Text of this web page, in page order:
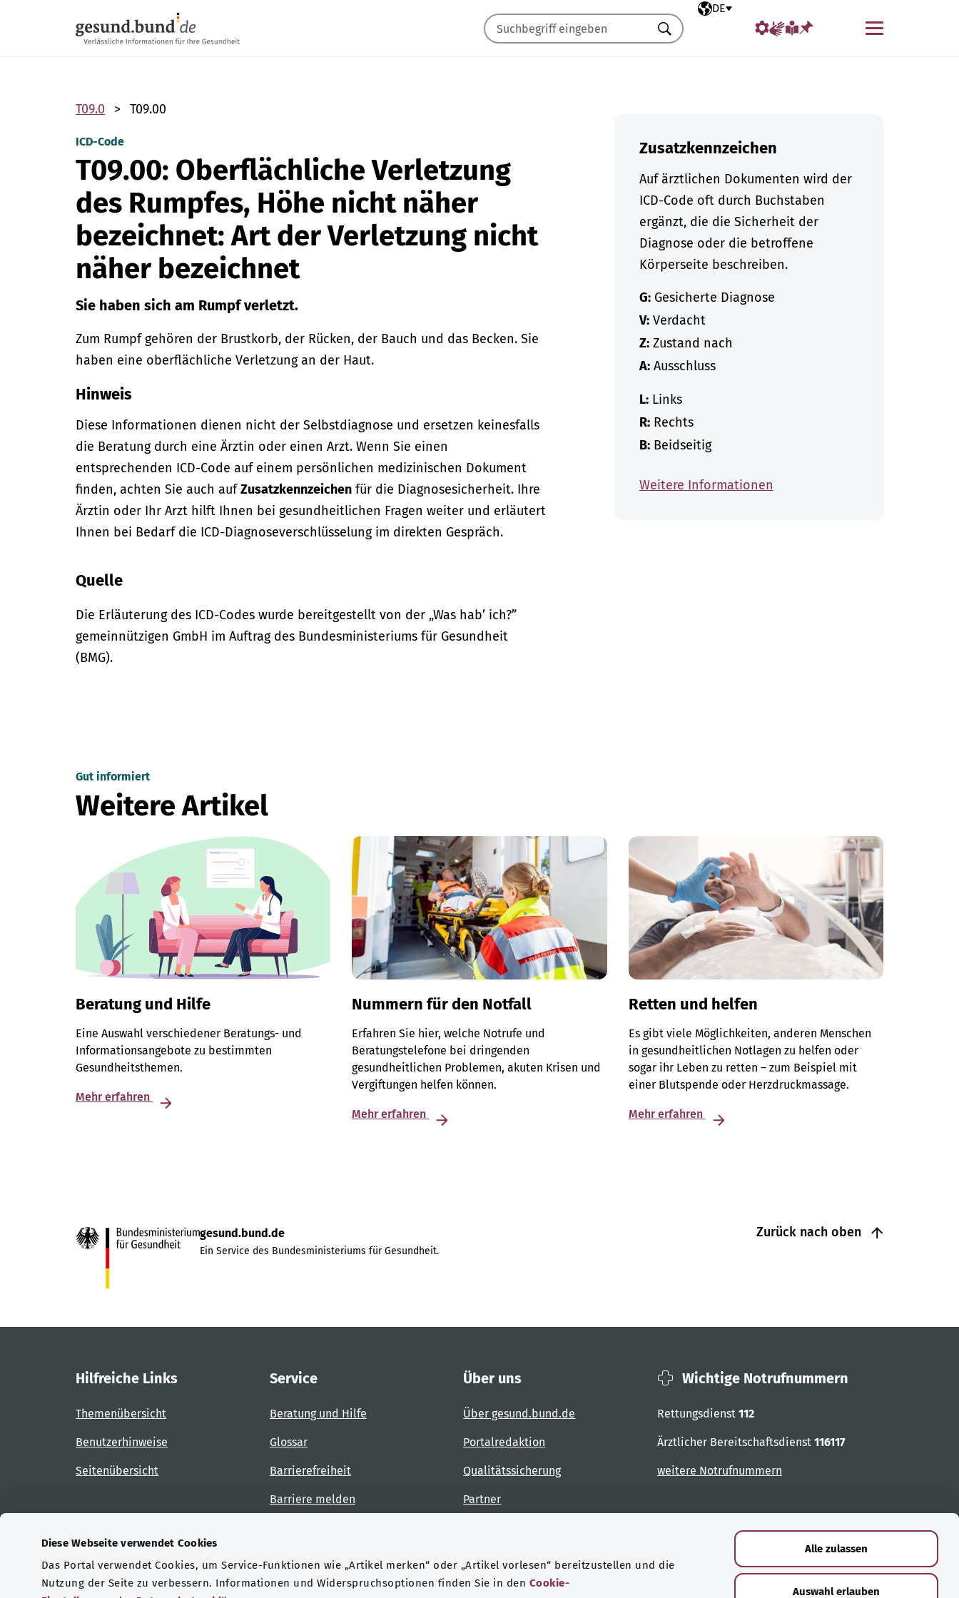
Diese Webseite verwendet Cookies
Das Portal verwendet Cookies, um Service-Funktionen wie „Artikel merken“ oder „Artikel vorlesen“ bereitzustellen und die
Nutzung der Seite zu verbessern. Informationen und Widerspruchsoptionen finden Sie in den Cookie-
Alle zulassen
Auswahl erlauben
Ausgewählte Sprache
DE
Menü
Suchen
T09.0 T09.00
ICD-Code
T09.00: Oberflächliche Verletzung
des Rumpfes, Höhe nicht näher
bezeichnet: Art der Verletzung nicht
näher bezeichnet
Sie haben sich am Rumpf verletzt.
Zum Rumpf gehören der Brustkorb, der Rücken, der Bauch und das Becken. Sie
haben eine oberflächliche Verletzung an der Haut.
Hinweis
Diese Informationen dienen nicht der Selbstdiagnose und ersetzen keinesfalls
die Beratung durch eine Ärztin oder einen Arzt. Wenn Sie einen
entsprechenden ICD-Code auf einem persönlichen medizinischen Dokument
finden, achten Sie auch aufZusatzkennzeichen für die Diagnosesicherheit. Ihre
Ärztin oder Ihr Arzt hilft Ihnen bei gesundheitlichen Fragen weiter und erläutert
Ihnen bei Bedarf die ICD-Diagnoseverschlüsselung im direkten Gespräch.
Quelle
Die Erläuterung des ICD-Codes wurde bereitgestellt von der „Was hab’ ich?”
gemeinnützigen GmbH im Auftrag des Bundesministeriums für Gesundheit
(BMG).
Zusatzkennzeichen
Auf ärztlichen Dokumenten wird der
ICD-Code oft durch Buchstaben
ergänzt, die die Sicherheit der
Diagnose oder die betroffene
Körperseite beschreiben.
G:Gesicherte Diagnose
V:Verdacht
Z:Zustand nach
A:Ausschluss
L:Links
R:Rechts
B:Beidseitig
Weitere Informationen
Gut informiert
Weitere Artikel
Beratung und Hilfe
Eine Auswahl verschiedener Beratungs- und
Informationsangebote zu bestimmten
Gesundheitsthemen.
Mehr erfahren
Nummern für den Notfall
Erfahren Sie hier, welche Notrufe und
Beratungstelefone bei dringenden
gesundheitlichen Problemen, akuten Krisen und
Vergiftungen helfen können.
Mehr erfahren
Retten und helfen
Es gibt viele Möglichkeiten, anderen Menschen
in gesundheitlichen Notlagen zu helfen oder
sogar ihr Leben zu retten – zum Beispiel mit
einer Blutspende oder Herzdruckmassage.
Mehr erfahren
Zurück nach oben
gesund.bund.de
Ein Service des Bundesministeriums für Gesundheit.
Hilfreiche Links
Themenübersicht
Benutzerhinweise
Seitenübersicht
Service
Beratung und Hilfe
Glossar
Barrierefreiheit
Barriere melden
Über uns
Über gesund.bund.de
Portalredaktion
Qualitätssicherung
Partner
Wichtige Notrufnummern
Rettungsdienst 112
Ärztlicher Bereitschaftsdienst 116117
weitere Notrufnummern
Zertifizierungen